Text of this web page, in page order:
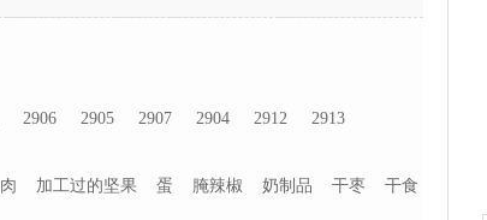
2906 2905 2907 2904 2912 2913
肉 加工过的坚果 蛋 腌辣椒 奶制品 干枣
干食